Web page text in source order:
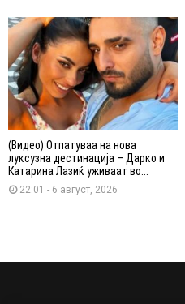
(Видео) Отпатуваа на нова
луксузна дестинација – Дарко и
Катарина Лазиќ уживаат во...
22:01 - 6 август, 2026